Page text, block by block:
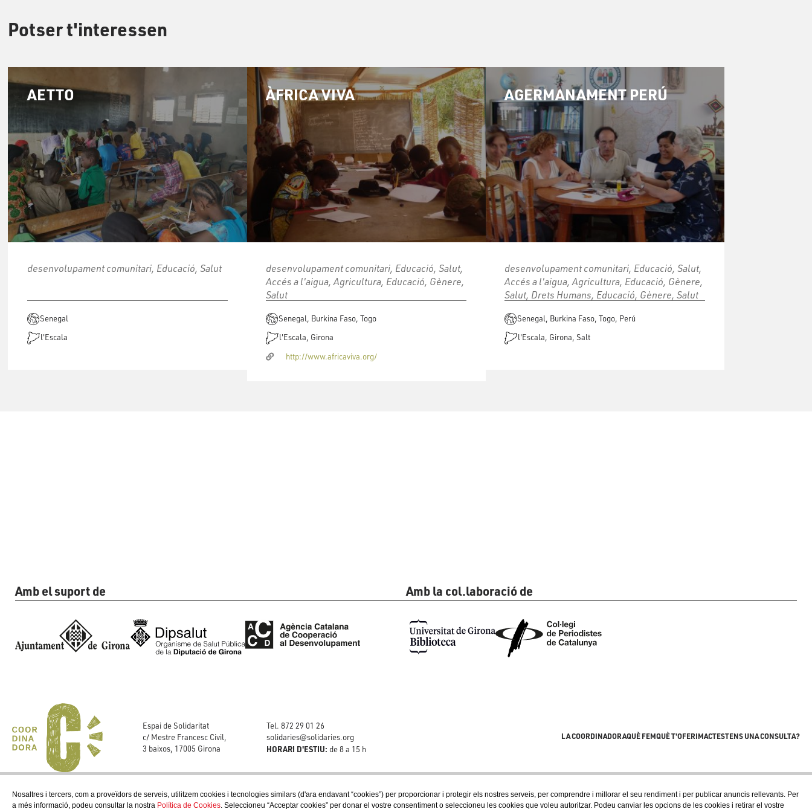
Nosaltres i tercers, com a proveïdors de serveis, utilitzem cookies i tecnologies similars (d'ara endavant “cookies”) per proporcionar i protegir els nostres serveis, per comprendre i millorar el seu rendiment i per publicar anuncis rellevants. Per
a més informació, podeu consultar la nostra Política de Cookies. Seleccioneu “Acceptar cookies” per donar el vostre consentiment o seleccioneu les cookies que voleu autoritzar. Podeu canviar les opcions de les cookies i retirar el vostre
Potser t'interessen
AETTO
desenvolupament comunitari, Educació, Salut
Senegal
l'Escala
ÀFRICA VIVA
desenvolupament comunitari, Educació, Salut,
Accés a l'aigua, Agricultura, Educació, Gènere,
Salut
Senegal, Burkina Faso, Togo
l'Escala, Girona
http://www.africaviva.org/
AGERMANAMENT PERÚ
desenvolupament comunitari, Educació, Salut,
Accés a l'aigua, Agricultura, Educació, Gènere,
Salut, Drets Humans, Educació, Gènere, Salut
Senegal, Burkina Faso, Togo, Perú
l'Escala, Girona, Salt
Amb el suport de Amb la col.laboració de
Espai de Solidaritat
c/ Mestre Francesc Civil,
3 baixos, 17005 Girona
Tel. 872 29 01 26
solidaries@solidaries.org
HORARI D'ESTIU: de 8 a 15 h
LA COORDINADORAQUÈ FEMQUÈ T'OFERIMACTESTENS UNA CONSULTA?
Segueix-nos a les xarxes socials